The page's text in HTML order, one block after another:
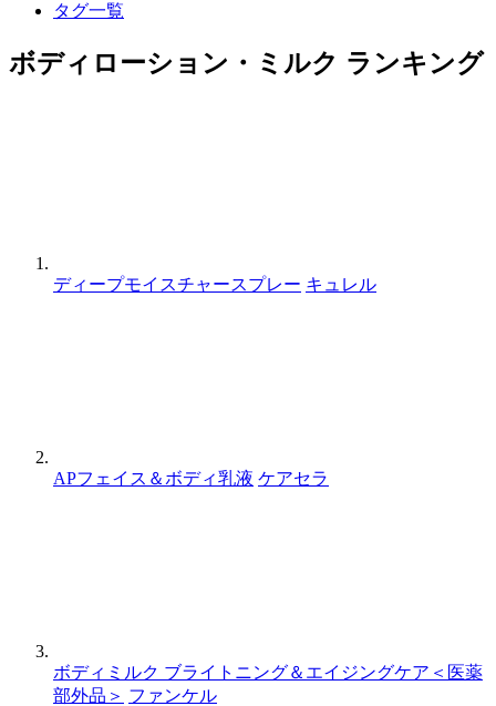
タグ一覧
ボディローション・ミルク ランキング
ディープモイスチャースプレー キュレル
APフェイス＆ボディ乳液 ケアセラ
ボディミルク ブライトニング＆エイジングケア＜医薬
部外品＞ ファンケル